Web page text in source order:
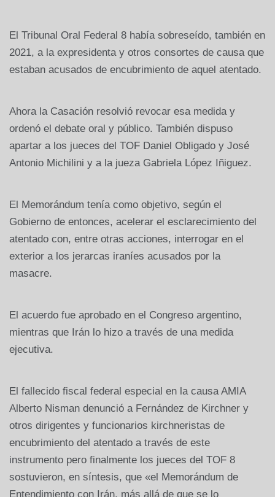
El Tribunal Oral Federal 8 había sobreseído, también en
2021, a la expresidenta y otros consortes de causa que
estaban acusados de encubrimiento de aquel atentado.
Ahora la Casación resolvió revocar esa medida y
ordenó el debate oral y público. También dispuso
apartar a los jueces del TOF Daniel Obligado y José
Antonio Michilini y a la jueza Gabriela López Iñiguez.
El Memorándum tenía como objetivo, según el
Gobierno de entonces, acelerar el esclarecimiento del
atentado con, entre otras acciones, interrogar en el
exterior a los jerarcas iraníes acusados por la
masacre.
El acuerdo fue aprobado en el Congreso argentino,
mientras que Irán lo hizo a través de una medida
ejecutiva.
El fallecido fiscal federal especial en la causa AMIA
Alberto Nisman denunció a Fernández de Kirchner y
otros dirigentes y funcionarios kirchneristas de
encubrimiento del atentado a través de este
instrumento pero finalmente los jueces del TOF 8
sostuvieron, en síntesis, que «el Memorándum de
Entendimiento con Irán, más allá de que se lo